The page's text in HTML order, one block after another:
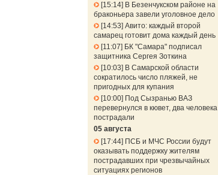
15:14 В Безенчукском районе на
браконьера завели уголовное дело
14:53 Авито: каждый второй
самарец готовит дома каждый день
11:07
БК "Самара" подписал
защитника Сергея Зоткина
10:03
В Самарской области
сократилось число пляжей, не
пригодных для купания
10:00 Под Сызранью ВАЗ
перевернулся в кювет, два человека
пострадали
05 августа
17:44 ПСБ и МЧС России будут
оказывать поддержку жителям
пострадавших при чрезвычайных
ситуациях регионов